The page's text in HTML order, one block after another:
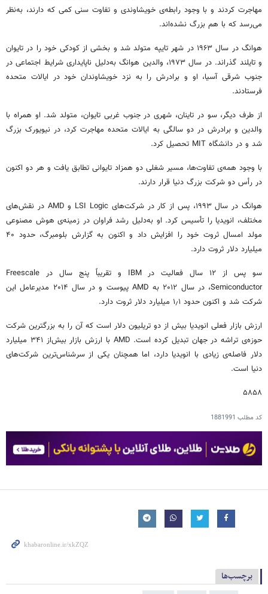
مهاجرت کردند و با وجود رابطه‌ی خویشاوندی و تفاوت سنی کمی که دارند، به‌نظر
می‌رسد که با هم بزرگ نشده‌اند.
هوانگ در سال ۱۹۶۳ در شهر تایپه متولد شد و بخشی از کودکی خود را در تایوان
و تایلند گذراند. در سال ۱۹۷۳، والدین هوانگ به‌دلیل ناپایداری شرایط اجتماعی در
جنوب شرقی آسیا، او و برادرش را به نزد خویشاوندان خود در ایالات متحده
فرستادند.
از طرف دیگر، سو در تاینان، شهری در جنوب غربی تایوان، متولد شد. او همراه با
والدین و برادرش در دو سالگی به ایالات متحده مهاجرت کرد، در نیویورک بزرگ
شد و در دانشگاه MIT تحصیل کرد.
با وجود همه‌ی تفاوت‌ها، مسیر شغلی دو همزاد تایوانی تطابق یافت و هر دو اکنون
در رأس دو شرکت بزرگ دنیا قرار دارند.
هوانگ در سال ۱۹۹۳، پس از کار در شرکت‌های LSI Logic و AMD در نقش‌های
مختلف، انویدیا را تأسیس کرد. او به‌دلیل رشد فراوان در زمینه‌ی هوش مصنوعی
مولد امسال ثروت خود را افزایش داد و اکنون به گزارش بلومبرگ، حدود ۴۰
میلیارد دلار ثروت دارد.
سو پس از ۱۲ سال فعالیت در IBM و تقریباً پنج سال در Freescale
Semiconductor، در سال ۲۰۱۲ به AMD پیوست و در سال ۲۰۱۴ مدیرعامل این
شرکت شد و اکنون حدود ۱٫۱ میلیارد دلار ثروت دارد.
ارزش بازار فعلی انویدیا بیش از دو تریلیون دلار است که آن را به بزرگترین شرکت
حوزه‌ی تراشه در جهان تبدیل کرده است. AMD با ارزش بازار بیش‌از ۳۴۱ میلیارد
دلار فاصله‌ی زیادی با انویدیا دارد، اما همچنان یکی از سرشناس‌ترین شرکت‌های
دنیا است.
۵۸۵۸
کد مطلب 1881991
برچسب‌ها